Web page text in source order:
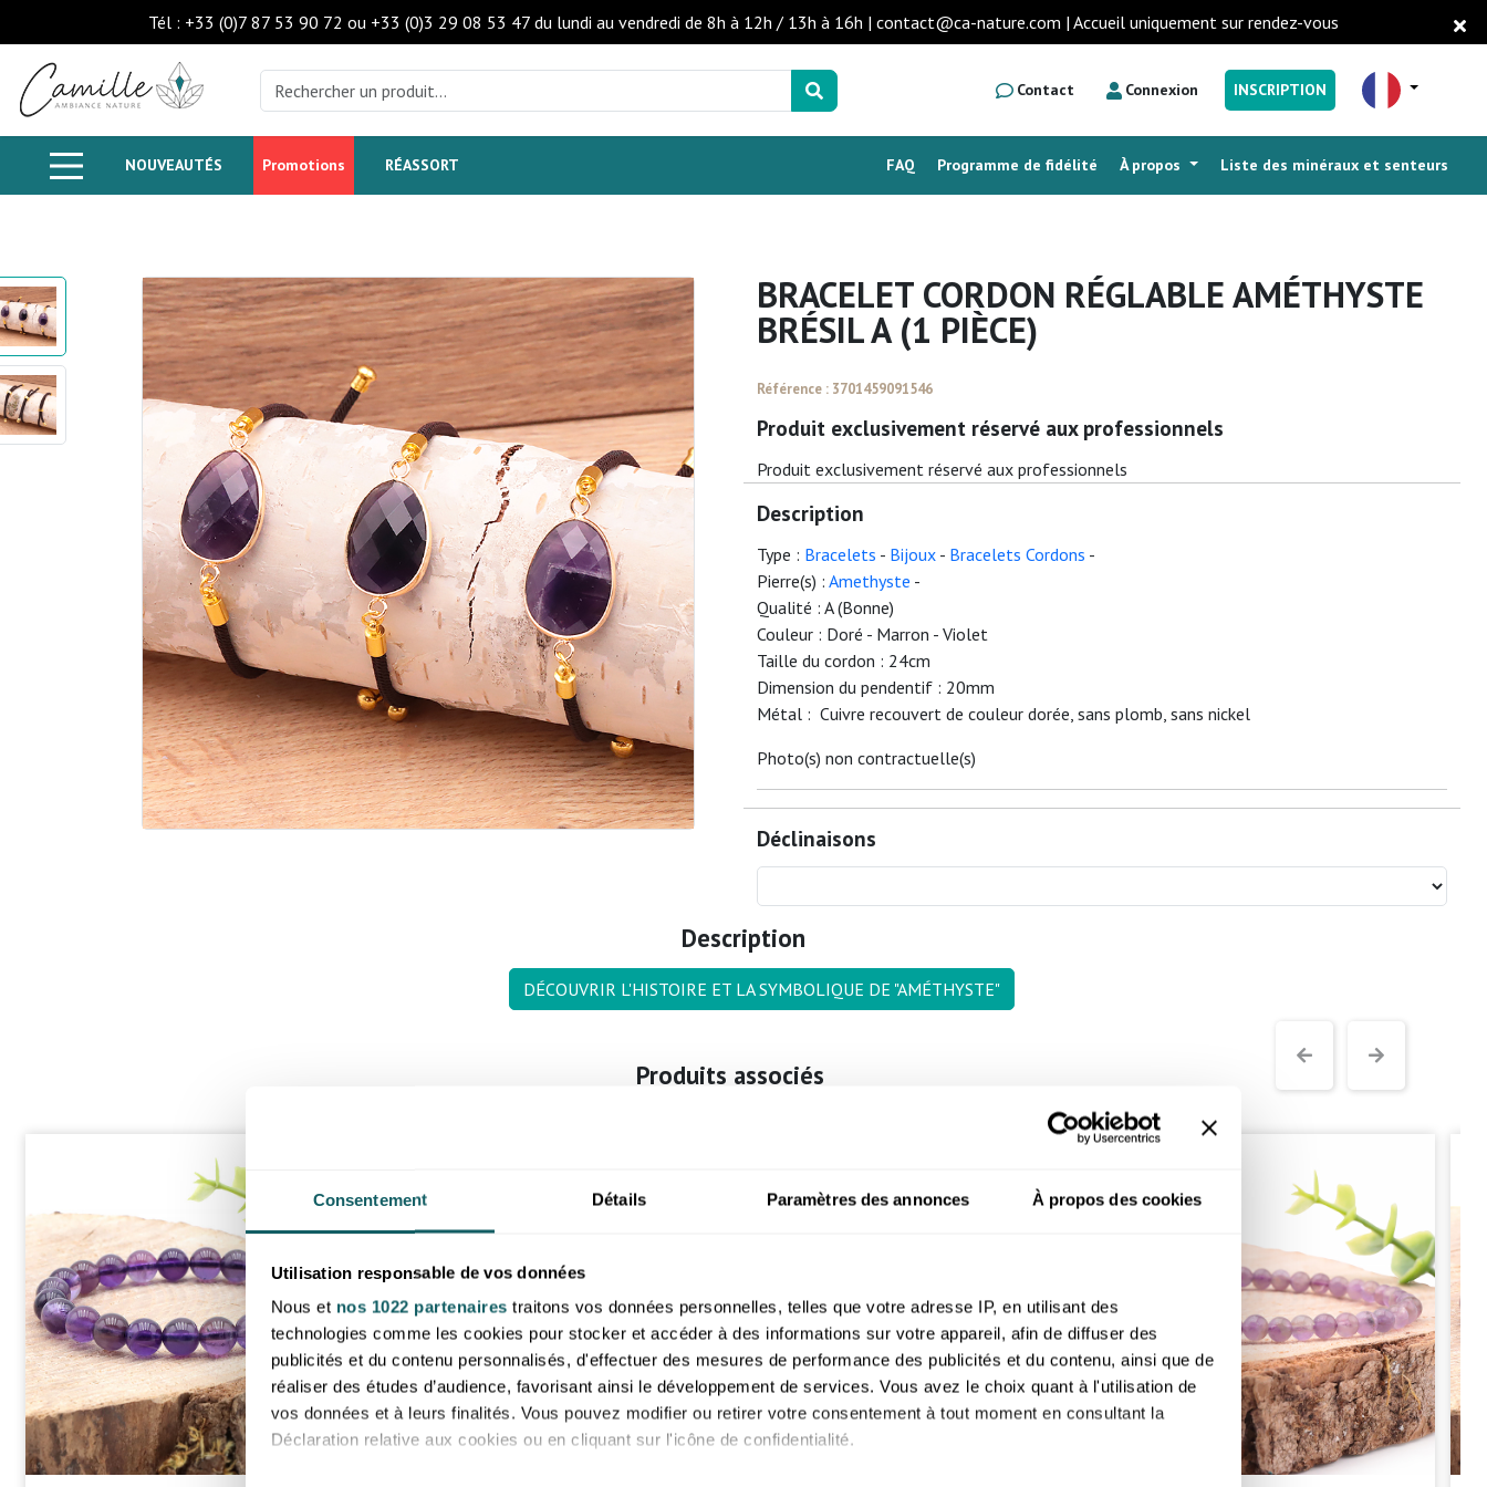
Consentement Détails Paramètres des annonces À propos des cookies
Utilisation responsable de vos données
Nous et nos 1022 partenaires traitons vos données personnelles, telles que votre adresse IP, en utilisant des
technologies comme les cookies pour stocker et accéder à des informations sur votre appareil, afin de diffuser des
publicités et du contenu personnalisés, d'effectuer des mesures de performance des publicités et du contenu, ainsi que de
réaliser des études d’audience, favorisant ainsi le développement de services. Vous avez le choix quant à l'utilisation de
vos données et à leurs finalités. Vous pouvez modifier ou retirer votre consentement à tout moment en consultant la
Déclaration relative aux cookies ou en cliquant sur l'icône de confidentialité.
Tél : +33 (0)7 87 53 90 72 ou +33 (0)3 29 08 53 47 du lundi au vendredi de 8h à 12h / 13h à 16h | contact@ca-nature.com | Accueil uniquement sur rendez-vous
Contact Connexion INSCRIPTION
NOUVEAUTÉS Promotions RÉASSORT Liste des minéraux et senteurs
À propos
Programme de fidélité
FAQ
BRACELET CORDON RÉGLABLE AMÉTHYSTE
BRÉSIL A (1 PIÈCE)
Référence : 3701459091546
Produit exclusivement réservé aux professionnels
Produit exclusivement réservé aux professionnels
Description
Type : Bracelets - Bijoux - Bracelets Cordons -
Pierre(s) : Amethyste -
Qualité : A (Bonne)
Couleur : Doré - Marron - Violet
Taille du cordon : 24cm
Dimension du pendentif : 20mm
Métal : Cuivre recouvert de couleur dorée, sans plomb, sans nickel
Photo(s) non contractuelle(s)
Déclinaisons
Description
DÉCOUVRIR L'HISTOIRE ET LA SYMBOLIQUE DE "AMÉTHYSTE"
Produits associés